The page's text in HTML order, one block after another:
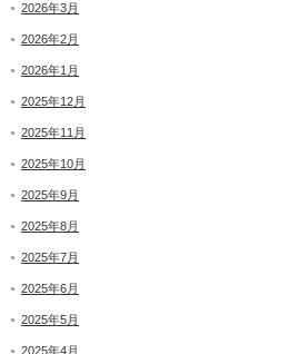
2026年3月
2026年2月
2026年1月
2025年12月
2025年11月
2025年10月
2025年9月
2025年8月
2025年7月
2025年6月
2025年5月
2025年4月